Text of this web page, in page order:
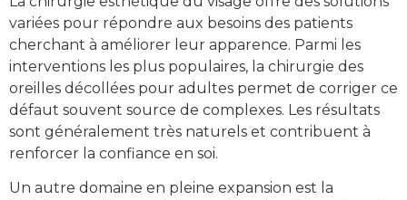
variées pour répondre aux besoins des patients
cherchant à améliorer leur apparence. Parmi les
interventions les plus populaires, la chirurgie des
oreilles décollées pour adultes permet de corriger ce
défaut souvent source de complexes. Les résultats
sont généralement très naturels et contribuent à
renforcer la confiance en soi.
Un autre domaine en pleine expansion est la